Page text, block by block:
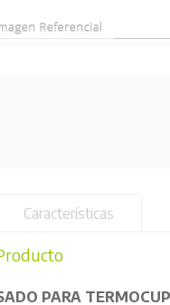
Características
PARA